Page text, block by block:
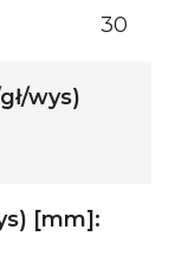
30
wys)
[mm]: